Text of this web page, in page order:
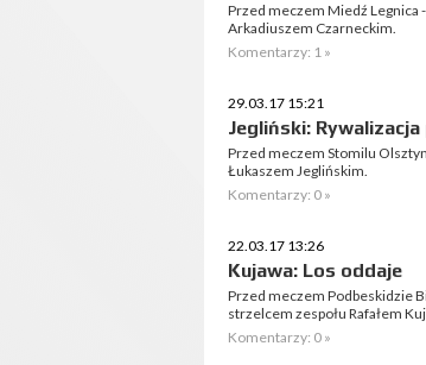
Przed meczem Miedź
Arkadiuszem Czarneckim.
Komentarzy: 1 »
29.03.17 15:21
Jegliński:
Przed meczem Stomilu
Łukaszem Jeglińskim.
Komentarzy: 0 »
22.03.17 13:26
Kujawa: Los oddaje
Przed meczem Podbeskidzie
strzelcem zespołu Rafałem
Komentarzy: 0 »